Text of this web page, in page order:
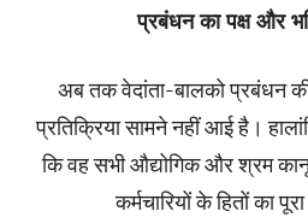
प्रबंधन का पक्ष और
अब तक वेदांता-बालको प्रबंधन
प्रतिक्रिया सामने नहीं आई है।
कि वह सभी औद्योगिक और श्रम
कर्मचारियों के हितों का